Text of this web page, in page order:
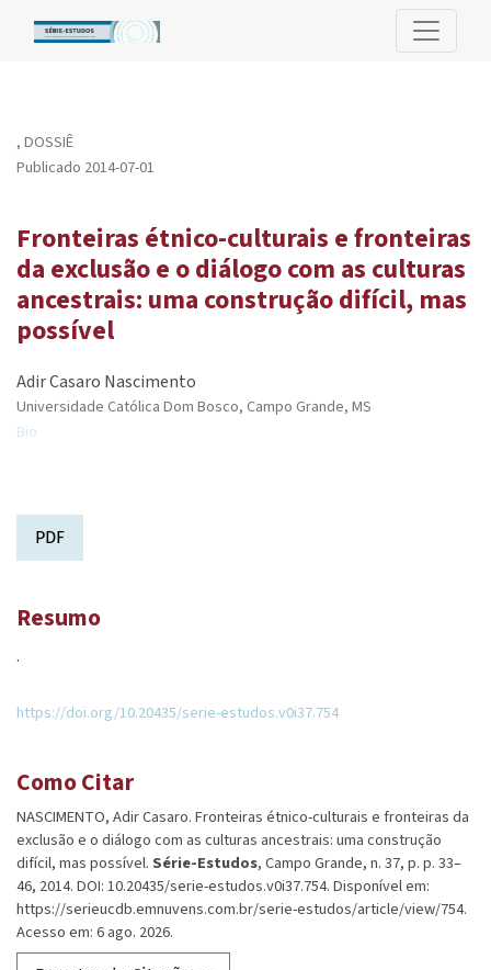
Fronteiras étnico-culturais e fronteiras da exclusão e o
,DOSSIÊ
Fronteiras étnico-culturais e fronteiras
da exclusão e o diálogo com as culturas
ancestrais: uma construção difícil, mas
possível
Publicado 2014-07-01
Adir Casaro Nascimento
Universidade Católica Dom Bosco, Campo Grande, MS
Bio
PDF
Como Citar
NASCIMENTO, Adir Casaro. Fronteiras étnico-culturais e fronteiras da
exclusão e o diálogo com as culturas ancestrais: uma construção
difícil, mas possível. Série-Estudos, Campo Grande, n. 37, p. p. 33–
46, 2014. DOI: 10.20435/serie-estudos.v0i37.754. Disponível em:
https://serieucdb.emnuvens.com.br/serie-estudos/article/view/754.
Acesso em: 6 ago. 2026.
Resumo
.
https://doi.org/10.20435/serie-estudos.v0i37.754